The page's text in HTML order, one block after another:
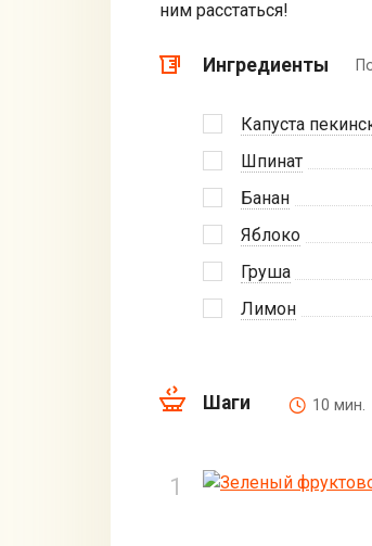
ним расстаться!
Ингредиенты
Капуста
Шпинат
Банан
Яблоко
Груша
Лимон
Шаги 10 мин.